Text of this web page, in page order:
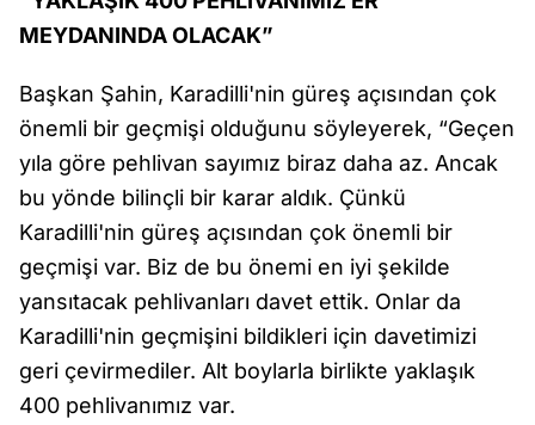
MEYDANINDA OLACAK”
Başkan Şahin, Karadilli'nin güreş açısından çok
önemli bir geçmişi olduğunu söyleyerek, “Geçen
yıla göre pehlivan sayımız biraz daha az. Ancak
bu yönde bilinçli bir karar aldık. Çünkü
Karadilli'nin güreş açısından çok önemli bir
geçmişi var. Biz de bu önemi en iyi şekilde
yansıtacak pehlivanları davet ettik. Onlar da
Karadilli'nin geçmişini bildikleri için davetimizi
geri çevirmediler. Alt boylarla birlikte yaklaşık
400 pehlivanımız var.